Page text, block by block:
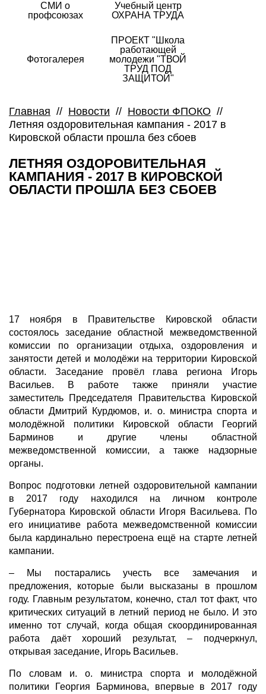
СМИ о
профсоюзах
Учебный центр
ОХРАНА ТРУДА
Фотогалерея
ПРОЕКТ "Школа
работающей
молодежи "ТВОЙ
ТРУД ПОД
ЗАЩИТОЙ"
Главная // Новости // Новости ФПОКО //
Летняя оздоровительная кампания - 2017 в
Кировской области прошла без сбоев
ЛЕТНЯЯ ОЗДОРОВИТЕЛЬНАЯ
КАМПАНИЯ - 2017 В КИРОВСКОЙ
ОБЛАСТИ ПРОШЛА БЕЗ СБОЕВ
17 ноября в Правительстве Кировской области
состоялось заседание областной межведомственной
комиссии по организации отдыха, оздоровления и
занятости детей и молодёжи на территории Кировской
области. Заседание провёл глава региона Игорь
Васильев. В работе также приняли участие
заместитель Председателя Правительства Кировской
области Дмитрий Курдюмов, и. о. министра спорта и
молодёжной политики Кировской области Георгий
Барминов и другие члены областной
межведомственной комиссии, а также надзорные
органы.
Вопрос подготовки летней оздоровительной кампании
в 2017 году находился на личном контроле
Губернатора Кировской области Игоря Васильева. По
его инициативе работа межведомственной комиссии
была кардинально перестроена ещё на старте летней
кампании.
– Мы постарались учесть все замечания и
предложения, которые были высказаны в прошлом
году. Главным результатом, конечно, стал тот факт, что
критических ситуаций в летний период не было. И это
именно тот случай, когда общая скоординированная
работа даёт хороший результат, – подчеркнул,
открывая заседание, Игорь Васильев.
По словам и. о. министра спорта и молодёжной
политики Георгия Барминова, впервые в 2017 году